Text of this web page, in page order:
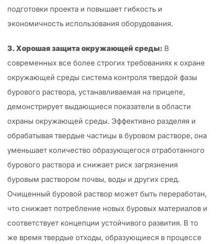
подготовки проекта и повышает гибкость и
экономичность использования оборудования.
3. Хорошая защита окружающей среды: В
современных все более строгих требованиях к охране
окружающей среды система контроля твердой фазы
бурового раствора, устанавливаемая на прицепе,
демонстрирует выдающиеся показатели в области
охраны окружающей среды. Эффективно разделяя и
обрабатывая твердые частицы в буровом растворе, она
уменьшает количество образующегося отработанного
бурового раствора и снижает риск загрязнения
буровым раствором почвы, воды и других сред.
Очищенный буровой раствор может быть переработан,
что снижает потребление новых буровых материалов и
соответствует концепции устойчивого развития. В то
же время твердые отходы, образующиеся в процессе